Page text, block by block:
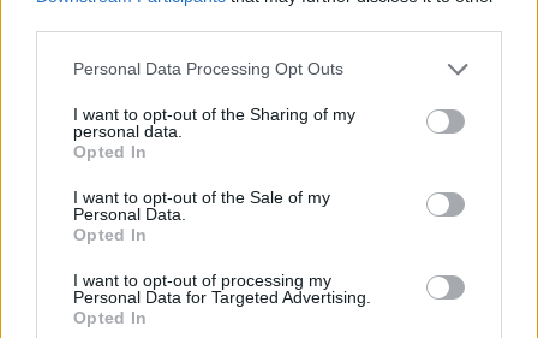
Personal Data Processing Opt Outs
I want to opt-out of the Sharing of my
personal data.
Opted In
I want to opt-out of the Sale of my
Personal Data.
Opted In
I want to opt-out of processing my
Personal Data for Targeted Advertising.
Opted In
υποδειχθεί πέναλτι. Ο Περράκης τελικά αποφάσισε
πως είναι παράβαση και υπέδειξε το πέναλτι. Ο
Μπακαμπού στο 57’ ανέλαβε την εκτέλεση και
έκανε το 4-0 δίνοντας διαστάσεις στη νίκη των
Οι «ερυθρόλευκοι» συνέχισαν να απειλούν και να
δημιουργούν κινδύνους. Στο 67’ ο Κασάμι έκανε
σουτ απ’ το ύψος της μικρής περιοχής περίπου,
στέλνοντας την μπάλα άουτ. Τέσσερα λεπτά μετά,